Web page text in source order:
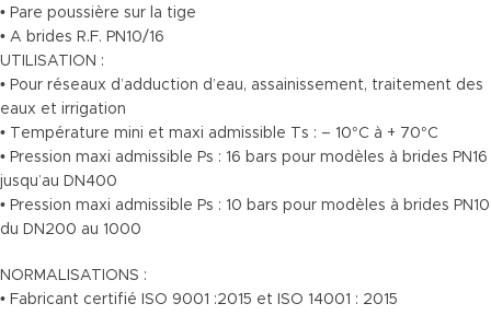
• Pare poussière sur la tige
• A brides R.F. PN10/16
UTILISATION :
• Pour réseaux d’adduction d’eau, assainissement, traitement des
eaux et irrigation
• Température mini et maxi admissible Ts : – 10°C à + 70°C
• Pression maxi admissible Ps : 16 bars pour modèles à brides PN16
jusqu’au DN400
• Pression maxi admissible Ps : 10 bars pour modèles à brides PN10
du DN200 au 1000
NORMALISATIONS :
• Fabricant certifié ISO 9001 :2015 et ISO 14001 : 2015